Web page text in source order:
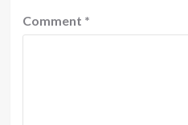
Comment *